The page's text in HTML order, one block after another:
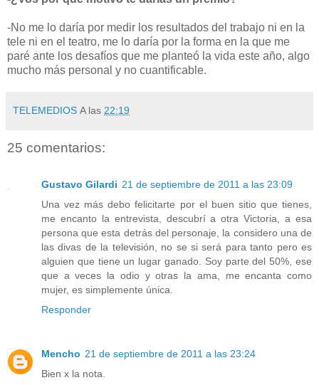
-No me lo daría por medir los resultados del trabajo ni en la
tele ni en el teatro, me lo daría por la forma en la que me
paré ante los desafíos que me planteó la vida este año, algo
mucho más personal y no cuantificable.
TELEMEDIOS A las 22:19
25 comentarios:
Gustavo Gilardi 21 de septiembre de 2011 a las 23:09
Una vez más debo felicitarte por el buen sitio que tienes,
me encanto la entrevista, descubrí a otra Victoria, a esa
persona que esta detrás del personaje, la considero una de
las divas de la televisión, no se si será para tanto pero es
alguien que tiene un lugar ganado. Soy parte del 50%, ese
que a veces la odio y otras la ama, me encanta como
mujer, es simplemente única.
Responder
Mencho 21 de septiembre de 2011 a las 23:24
Bien x la nota.